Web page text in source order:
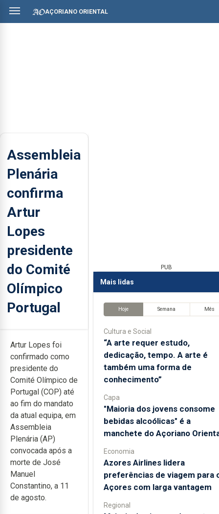
AÇORIANO ORIENTAL
Assembleia
Plenária
confirma
Artur
Lopes
presidente
do Comité
Olímpico
Portugal
Artur Lopes foi
confirmado como
presidente do
Comité Olímpico de
Portugal (COP) até
ao fim do mandato
da atual equipa, em
Assembleia
Plenária (AP)
convocada após a
morte de José
Manuel
Constantino, a 11
de agosto.
PUB
Mais lidas
Hoje Semana Mês
Cultura e Social
“A arte requer estudo,
dedicação, tempo. A arte é
também uma forma de
conhecimento”
Capa
"Maioria dos jovens consome
bebidas alcoólicas" é a
manchete do Açoriano
Economia
Azores Airlines lidera
preferências de viagem para
Açores com larga vantagem
Regional